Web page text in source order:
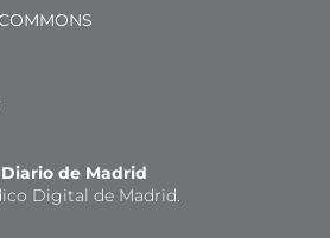
Diario de Madrid
Digital de Madrid.